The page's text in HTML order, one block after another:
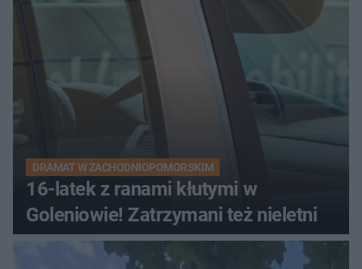
DRAMAT W ZACHODNIOPOMORSKIM
16-latek z ranami kłutymi w
Goleniowie! Zatrzymani też nieletni